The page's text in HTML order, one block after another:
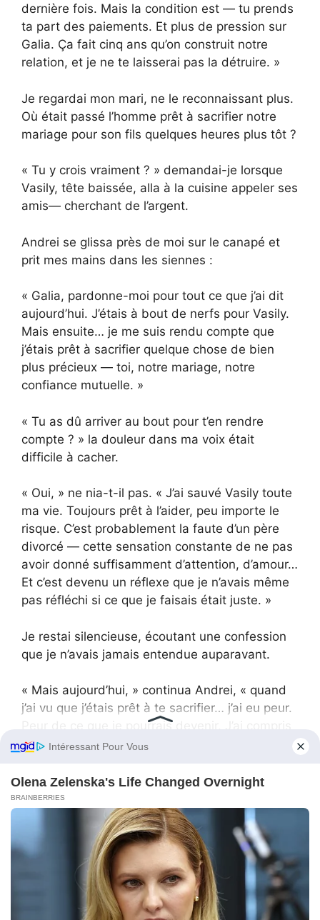
dernière fois. Mais la condition est — tu prends
ta part des paiements. Et plus de pression sur
Galia. Ça fait cinq ans qu’on construit notre
relation, et je ne te laisserai pas la détruire. »
Je regardai mon mari, ne le reconnaissant plus.
Où était passé l’homme prêt à sacrifier notre
mariage pour son fils quelques heures plus tôt ?
« Tu y crois vraiment ? » demandai-je lorsque
Vasily, tête baissée, alla à la cuisine appeler ses
amis— cherchant de l’argent.
Andrei se glissa près de moi sur le canapé et
prit mes mains dans les siennes :
« Galia, pardonne-moi pour tout ce que j’ai dit
aujourd’hui. J’étais à bout de nerfs pour Vasily.
Mais ensuite… je me suis rendu compte que
j’étais prêt à sacrifier quelque chose de bien
plus précieux — toi, notre mariage, notre
confiance mutuelle. »
« Tu as dû arriver au bout pour t’en rendre
compte ? » la douleur dans ma voix était
difficile à cacher.
« Oui, » ne nia-t-il pas. « J’ai sauvé Vasily toute
ma vie. Toujours prêt à l’aider, peu importe le
risque. C’est probablement la faute d’un père
divorcé — cette sensation constante de ne pas
avoir donné suffisamment d’attention, d’amour…
Et c’est devenu un réflexe que je n’avais même
pas réfléchi si ce que je faisais était juste. »
Je restai silencieuse, écoutant une confession
que je n’avais jamais entendue auparavant.
« Mais aujourd’hui, » continua Andrei, « quand
j’ai vu que j’étais prêt à te sacrifier… j’ai eu peur.
Peur de ce que je pourrais devenir. J’ai compris
que ce problème n’était pas assez important
toutes ces années. »
« Comment savoir qu’un nouveau problème
n’émergera pas demain ? » demandai-je. « Et
que tout recommencera ? »
« Il ne reviendra pas, » répondit fermement
Andrei. « Du moins pas sous la même forme.